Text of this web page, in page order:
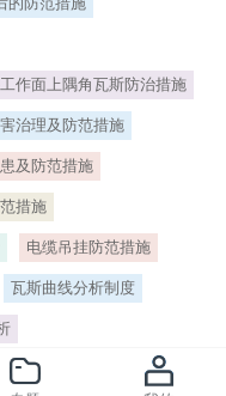
入贯彻落实国。
方案 根据要求，有
。结合我矿实际情
电运输和设备综合
矿井机电运输安全
的发生，特制定本
运输重大灾害防治工
取缔淘汰落后的机
设施设备入井使
法(一)本公司职工福
活保障，特订定本
自到职日起，至离
作面上隅角瓦斯防治措施
治理及防范措施
及防范措施
措施
电缆吊挂防范措施
瓦斯曲线分析制度